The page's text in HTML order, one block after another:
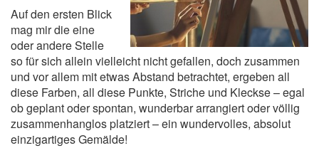
Auf den ersten Blick
mag mir die eine
oder andere Stelle
so für sich allein vielleicht nicht gefallen, doch zusammen
und vor allem mit etwas Abstand betrachtet, ergeben all
diese Farben, all diese Punkte, Striche und Kleckse – egal
ob geplant oder spontan, wunderbar arrangiert oder völlig
zusammenhanglos platziert – ein wundervolles, absolut
einzigartiges Gemälde!